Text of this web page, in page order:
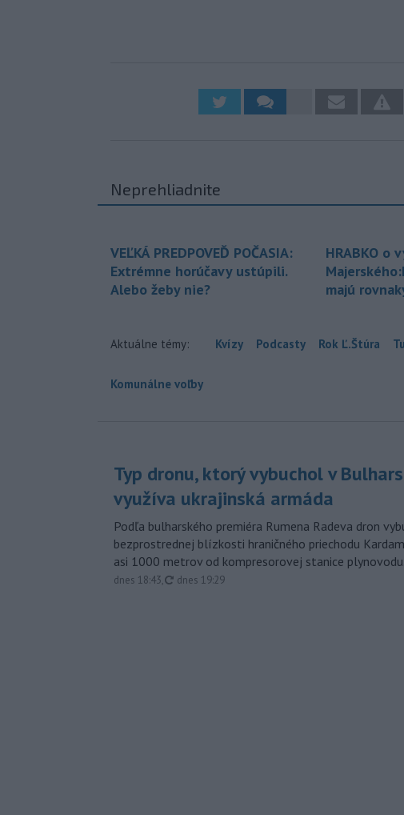
Neprehliadnite
VEĽKÁ PREDPOVEĎ POČASIA:
Extrémne horúčavy ustúpili.
Alebo žeby nie?
HRABKO o
majú
Aktuálne témy: Kvízy Podcasty Rok Ľ.Štúra
Komunálne voľby
Typ dronu, ktorý vybuchol v
využíva ukrajinská armáda
Podľa bulharského premiéra Rumena Radeva dron
bezprostrednej blízkosti hraničného priechodu
asi 1000 metrov od kompresorovej stanice plynovodu.
dnes 18:43, aktualizované
dnes 19:29